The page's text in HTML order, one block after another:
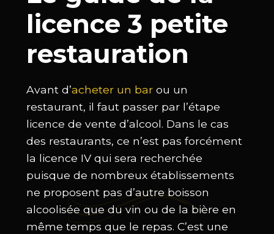
licence 3 petite
restauration
Avant d’acheter un barou un
restaurant, il faut passer par l’étape
licence de vente d’alcool. Dans le cas
des restaurants, ce n’est pas forcément
la licence IV qui sera recherchée
puisque de nombreux établissements
ne proposent pas d’autre boisson
alcoolisée que du vin ou de la bière en
même temps que le repas. C’est une